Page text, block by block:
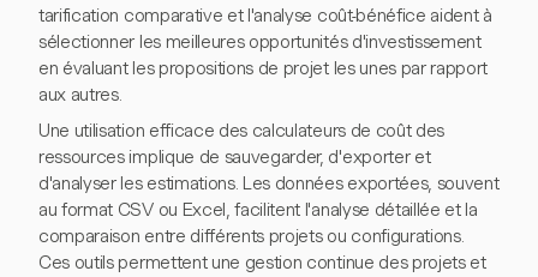
tarification comparative et l'analyse coût-bénéfice aident à
sélectionner les meilleures opportunités d'investissement
en évaluant les propositions de projet les unes par rapport
aux autres.
Une utilisation efficace des calculateurs de coût des
ressources implique de sauvegarder, d'exporter et
d'analyser les estimations. Les données exportées, souvent
au format CSV ou Excel, facilitent l'analyse détaillée et la
comparaison entre différents projets ou configurations.
Ces outils permettent une gestion continue des projets et